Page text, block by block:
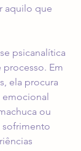
aquilo que
psicanalítica
processo. Em
ela procura
ou
sofrimento